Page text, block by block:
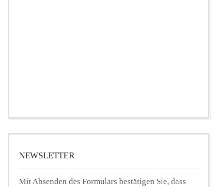
NEWSLETTER
Mit Absenden des Formulars bestätigen Sie, dass